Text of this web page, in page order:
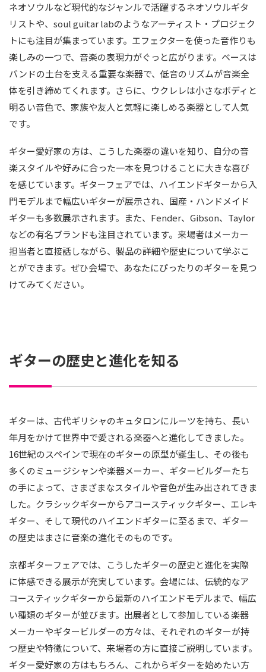
ネオソウルなど現代的なジャンルで活躍するネオソウルギタ
リストや、soul guitar labのようなアーティスト・プロジェク
トにも注目が集まっています。エフェクターを使った音作りも
楽しみの一つで、音楽の表現力がぐっと広がります。ベースは
バンドの土台を支える重要な楽器で、低音のリズムが音楽全
体を引き締めてくれます。さらに、ウクレレは小さなボディと
明るい音色で、家族や友人と気軽に楽しめる楽器として人気
です。
ギター愛好家の方は、こうした楽器の違いを知り、自分の音
楽スタイルや好みに合った一本を見つけることに大きな喜び
を感じています。ギターフェアでは、ハイエンドギターから入
門モデルまで幅広いギターが展示され、国産・ハンドメイド
ギターも多数展示されます。また、Fender、Gibson、Taylor
などの有名ブランドも注目されています。来場者はメーカー
担当者と直接話しながら、製品の詳細や歴史について学ぶこ
とができます。ぜひ会場で、あなたにぴったりのギターを見つ
けてみてください。
ギターの歴史と進化を知る
ギターは、古代ギリシャのキュタロンにルーツを持ち、長い
年月をかけて世界中で愛される楽器へと進化してきました。
16世紀のスペインで現在のギターの原型が誕生し、その後も
多くのミュージシャンや楽器メーカー、ギタービルダーたち
の手によって、さまざまなスタイルや音色が生み出されてきま
した。クラシックギターからアコースティックギター、エレキ
ギター、そして現代のハイエンドギターに至るまで、ギター
の歴史はまさに音楽の進化そのものです。
京都ギターフェアでは、こうしたギターの歴史と進化を実際
に体感できる展示が充実しています。会場には、伝統的なア
コースティックギターから最新のハイエンドモデルまで、幅広
い種類のギターが並びます。出展者として参加している楽器
メーカーやギタービルダーの方々は、それぞれのギターが持
つ歴史や特徴について、来場者の方に直接ご説明しています。
ギター愛好家の方はもちろん、これからギターを始めたい方